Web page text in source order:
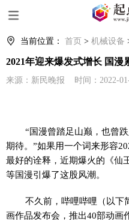
当前位置： 首页 > 机械设备
2021年迎来爆发式增长 国漫
来源：新民晚报 时间：2022-
“国漫曾踏足山巅，也曾
期待。”如果用一个词来形容
最好的诠释，近期爆火的《仙
等国漫引爆了这股风潮。
不久前，哔哩哔哩（以下
画作品发布会，推出40部动画